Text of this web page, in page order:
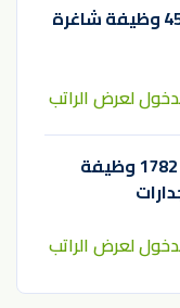
وظائف جدارات 2026 | 45,391 وظيفة شاغرة
لعرض الراتب
ملتقى لقاءات تبوك يعلن 1782 وظيفة
لعرض الراتب